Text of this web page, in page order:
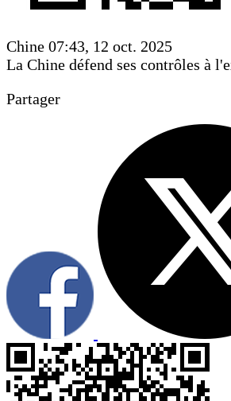
Chine 07:43, 12 oct. 2025
La Chine défend ses contrôles à
Partager